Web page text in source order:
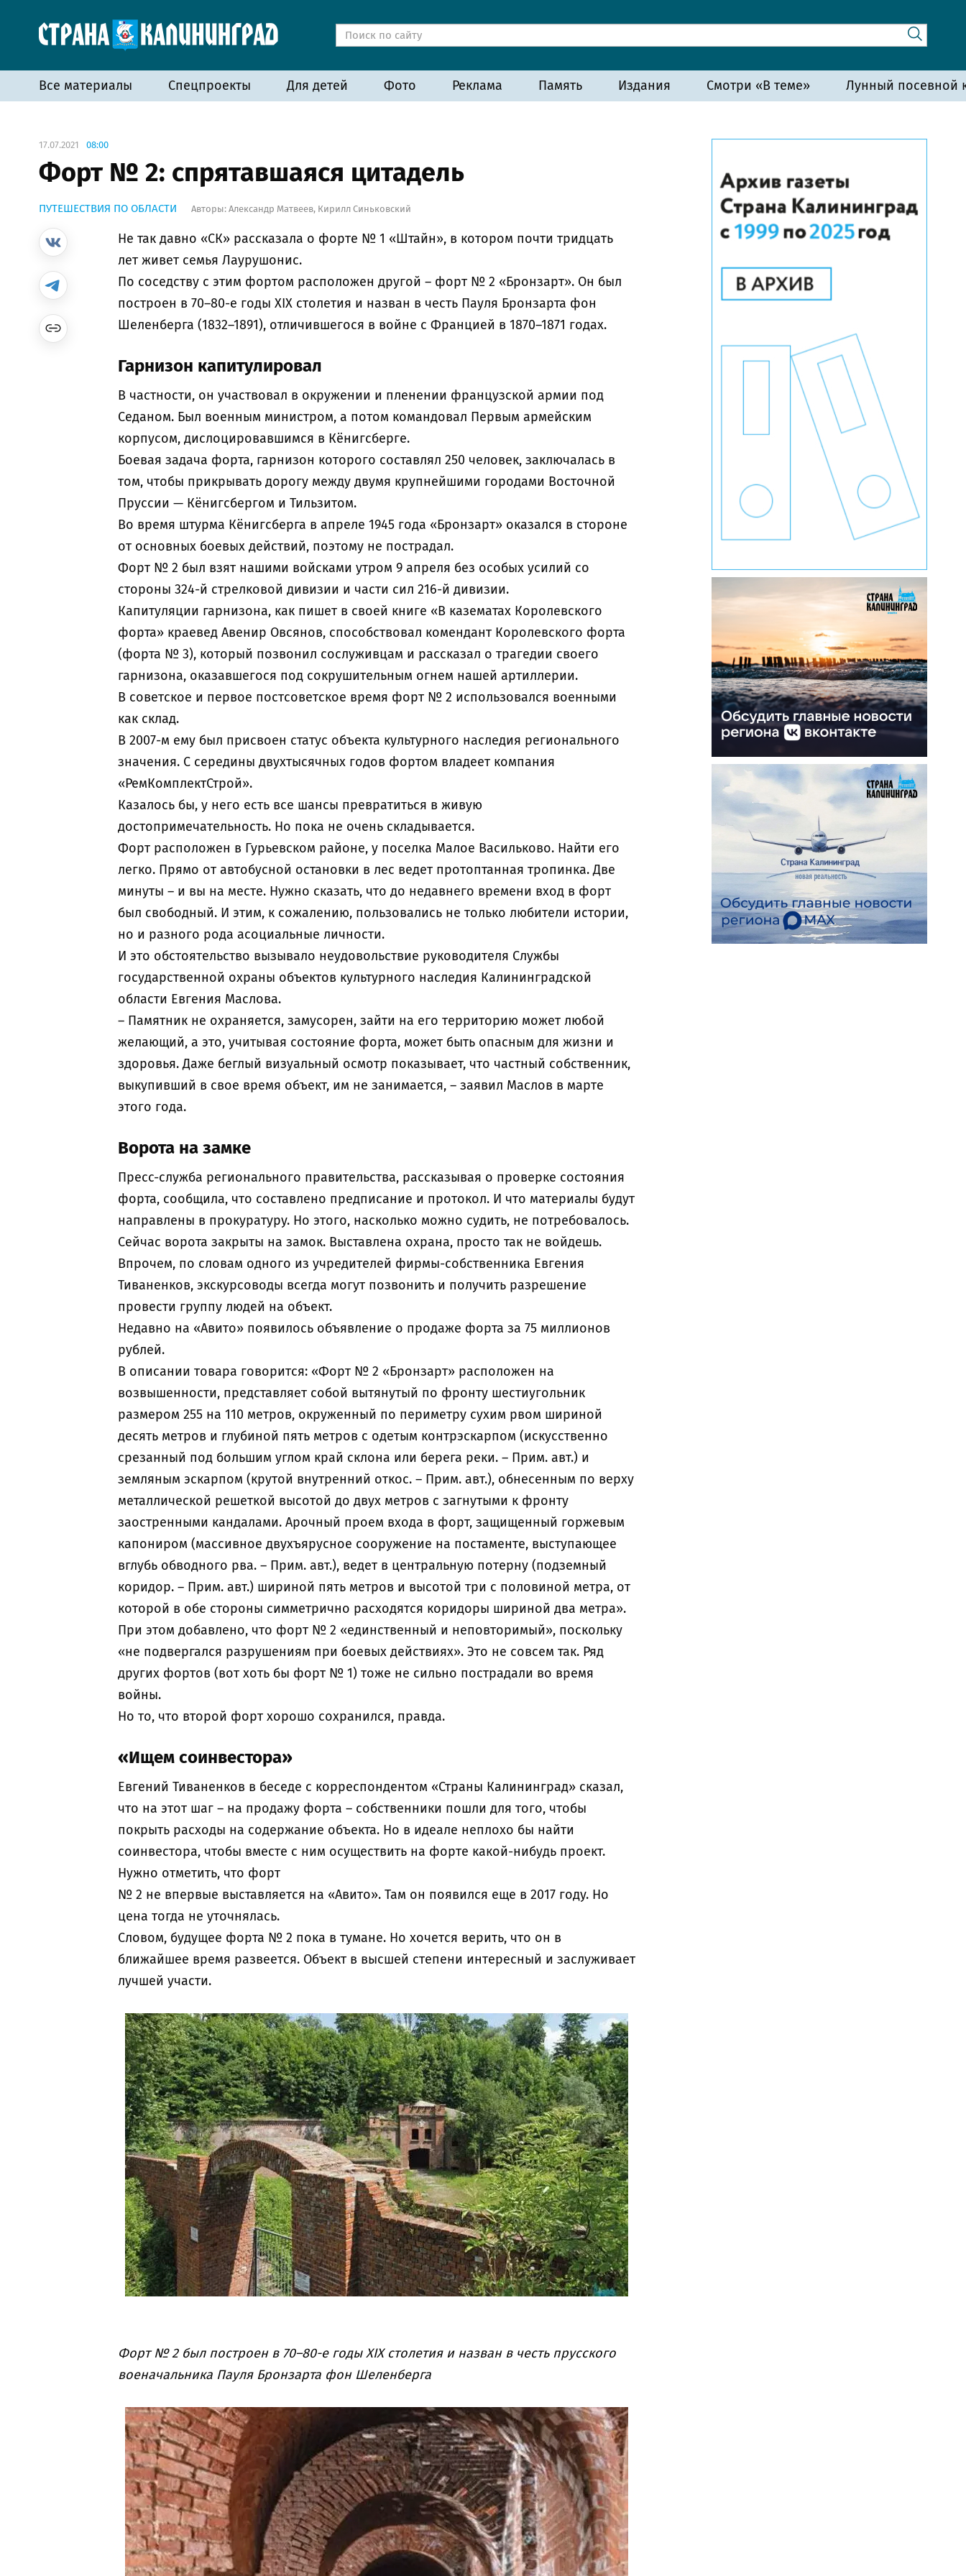
Все материалы Спецпроекты Для детей Фото Реклама Память Издания Смотри «В теме» Лунный посевной
17.07.2021 08:00
Форт № 2: спрятавшаяся цитадель
ПУТЕШЕСТВИЯ ПО ОБЛАСТИ Авторы: Александр Матвеев, Кирилл Синьковский
Не так давно «СК» рассказала о форте № 1 «Штайн», в котором почти тридцать
лет живет семья Лаурушонис.
По соседству с этим фортом расположен другой – форт № 2 «Бронзарт». Он был
построен в 70–80-е годы XIX столетия и назван в честь Пауля Бронзарта фон
Шеленберга (1832–1891), отличившегося в войне с Францией в 1870–1871 годах.
Гарнизон капитулировал
В частности, он участвовал в окружении и пленении французской армии под
Седаном. Был военным министром, а потом командовал Первым армейским
корпусом, дислоцировавшимся в Кёнигсберге.
Боевая задача форта, гарнизон которого составлял 250 человек, заключалась в
том, чтобы прикрывать дорогу между двумя крупнейшими городами Восточной
Пруссии — Кёнигсбергом и Тильзитом.
Во время штурма Кёнигсберга в апреле 1945 года «Бронзарт» оказался в стороне
от основных боевых действий, поэтому не пострадал.
Форт № 2 был взят нашими войсками утром 9 апреля без особых усилий со
стороны 324-й стрелковой дивизии и части сил 216-й дивизии.
Капитуляции гарнизона, как пишет в своей книге «В казематах Королевского
форта» краевед Авенир Овсянов, способствовал комендант Королевского форта
(форта № 3), который позвонил сослуживцам и рассказал о трагедии своего
гарнизона, оказавшегося под сокрушительным огнем нашей артиллерии.
В советское и первое постсоветское время форт № 2 использовался военными
как склад.
В 2007-м ему был присвоен статус объекта культурного наследия регионального
значения. С середины двухтысячных годов фортом владеет компания
«РемКомплектСтрой».
Казалось бы, у него есть все шансы превратиться в живую
достопримечательность. Но пока не очень складывается.
Форт расположен в Гурьевском районе, у поселка Малое Васильково. Найти его
легко. Прямо от автобусной остановки в лес ведет протоптанная тропинка. Две
минуты – и вы на месте. Нужно сказать, что до недавнего времени вход в форт
был свободный. И этим, к сожалению, пользовались не только любители истории,
но и разного рода асоциальные личности.
И это обстоятельство вызывало неудовольствие руководителя Службы
государственной охраны объектов культурного наследия Калининградской
области Евгения Маслова.
– Памятник не охраняется, замусорен, зайти на его территорию может любой
желающий, а это, учитывая состояние форта, может быть опасным для жизни и
здоровья. Даже беглый визуальный осмотр показывает, что частный собственник,
выкупивший в свое время объект, им не занимается, – заявил Маслов в марте
этого года.
Ворота на замке
Пресс-служба регионального правительства, рассказывая о проверке состояния
форта, сообщила, что составлено предписание и протокол. И что материалы будут
направлены в прокуратуру. Но этого, насколько можно судить, не потребовалось.
Сейчас ворота закрыты на замок. Выставлена охрана, просто так не войдешь.
Впрочем, по словам одного из учредителей фирмы-собственника Евгения
Тиваненков, экскурсоводы всегда могут позвонить и получить разрешение
провести группу людей на объект.
Недавно на «Авито» появилось объявление о продаже форта за 75 миллионов
рублей.
В описании товара говорится: «Форт № 2 «Бронзарт» расположен на
возвышенности, представляет собой вытянутый по фронту шестиугольник
размером 255 на 110 метров, окруженный по периметру сухим рвом шириной
десять метров и глубиной пять метров с одетым контрэскарпом (искусственно
срезанный под большим углом край склона или берега реки. – Прим. авт.) и
земляным эскарпом (крутой внутренний откос. – Прим. авт.), обнесенным по верху
металлической решеткой высотой до двух метров с загнутыми к фронту
заостренными кандалами. Арочный проем входа в форт, защищенный горжевым
капониром (массивное двухъярусное сооружение на постаменте, выступающее
вглубь обводного рва. – Прим. авт.), ведет в центральную потерну (подземный
коридор. – Прим. авт.) шириной пять метров и высотой три с половиной метра, от
которой в обе стороны симметрично расходятся коридоры шириной два метра».
При этом добавлено, что форт № 2 «единственный и неповторимый», поскольку
«не подвергался разрушениям при боевых действиях». Это не совсем так. Ряд
других фортов (вот хоть бы форт № 1) тоже не сильно пострадали во время
войны.
Но то, что второй форт хорошо сохранился, правда.
«Ищем соинвестора»
Евгений Тиваненков в беседе с корреспондентом «Страны Калининград» сказал,
что на этот шаг – на продажу форта – собственники пошли для того, чтобы
покрыть расходы на содержание объекта. Но в идеале неплохо бы найти
соинвестора, чтобы вместе с ним осуществить на форте какой-нибудь проект.
Нужно отметить, что форт
№ 2 не впервые выставляется на «Авито». Там он появился еще в 2017 году. Но
цена тогда не уточнялась.
Словом, будущее форта № 2 пока в тумане. Но хочется верить, что он в
ближайшее время развеется. Объект в высшей степени интересный и заслуживает
лучшей участи.
Форт № 2 был построен в 70–80-е годы XIX столетия и назван в честь прусского
военачальника Пауля Бронзарта фон Шеленберга